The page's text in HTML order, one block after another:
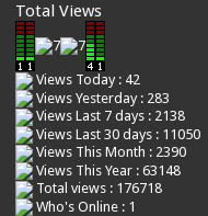
Total Views
Views Today : 42
Views Yesterday : 283
Views Last 7 days : 2138
Views Last 30 days : 11050
Views This Month : 2390
Views This Year : 63148
Total views : 176718
Who's Online : 1